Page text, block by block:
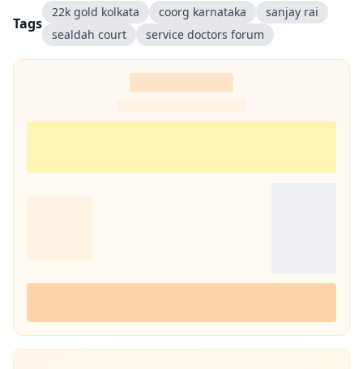
Tags
22k gold kolkata coorg karnataka
sanjay rai
sealdah court
service doctors forum